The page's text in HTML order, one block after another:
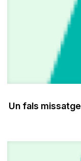
Un fals